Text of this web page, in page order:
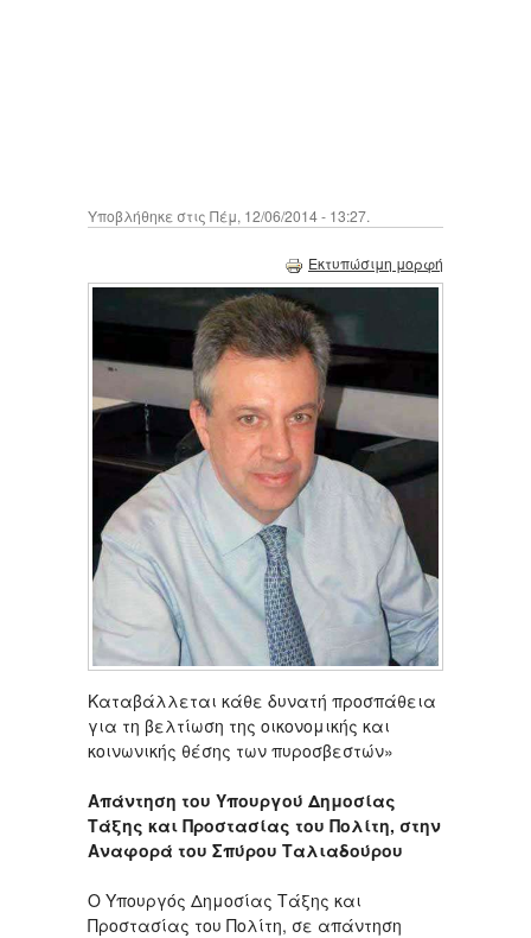
Υποβλήθηκε στις Πέμ, 12/06/2014 - 13:27.
Εκτυπώσιμη μορφή
Καταβάλλεται κάθε δυνατή προσπάθεια
για τη βελτίωση της οικονομικής και
κοινωνικής θέσης των πυροσβεστών»
Aπάντηση του Υπουργού Δημοσίας
Τάξης και Προστασίας του Πολίτη, στην
Αναφορά του Σπύρου Ταλιαδούρου
Ο Υπουργός Δημοσίας Τάξης και
Προστασίας του Πολίτη, σε απάντηση